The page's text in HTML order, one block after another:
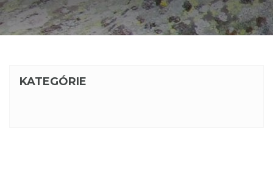
KATEGÓRIE